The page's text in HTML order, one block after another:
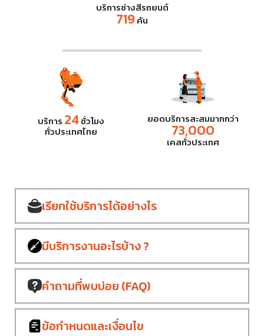
บริการช่างสีรถยนต์
719 คัน
บริการ 24ชั่วโมง
ทั่วประเทศไทย
ยอดบริการสะสมมากกว่า
73,000
เคสทั่วประเทศ
เรียกใช้บริการได้อย่างไร
มีบริการงานอะไรบ้าง ?
คำถามที่พบบ่อย (FAQ)
ข้อกำหนดและเงื่อนไข